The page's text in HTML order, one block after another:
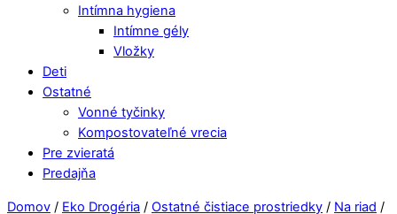
Intímna hygiena
Intímne gély
Vložky
Deti
Ostatné
Vonné tyčinky
Kompostovateľné vrecia
Pre zvieratá
Predajňa
Close
Close
Domov / Eko Drogéria / Ostatné čistiace prostriedky / Na riad /